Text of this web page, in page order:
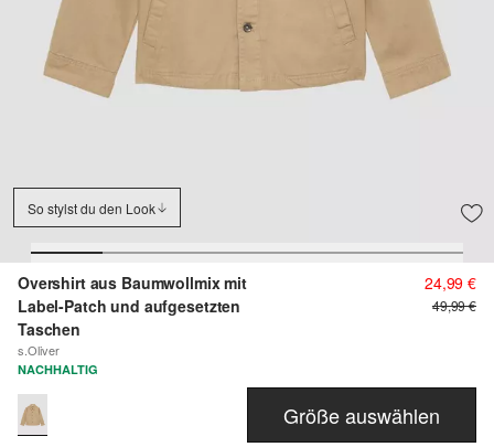
So stylst du den Look
Overshirt aus Baumwollmix mit
Label-Patch und aufgesetzten
Taschen
s.Oliver
24,99 €
49,99 €
NACHHALTIG
Größe auswählen